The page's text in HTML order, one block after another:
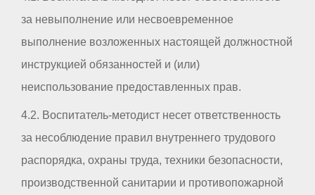
за невыполнение или несвоевременное
выполнение возложенных настоящей должностной
инструкцией обязанностей и (или)
неиспользование предоставленных прав.
4.2. Воспитатель-методист несет ответственность
за несоблюдение правил внутреннего трудового
распорядка, охраны труда, техники безопасности,
производственной санитарии и противопожарной